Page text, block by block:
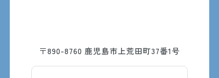
〒890-8760 鹿児島市上荒田町37番1号